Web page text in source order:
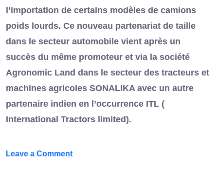
l’importation de certains modèles de camions
poids lourds. Ce nouveau partenariat de taille
dans le secteur automobile vient après un
succès du même promoteur et via la société
Agronomic Land dans le secteur des tracteurs et
machines agricoles SONALIKA avec un autre
partenaire indien en l’occurrence ITL (
International Tractors limited).
Leave a Commenton